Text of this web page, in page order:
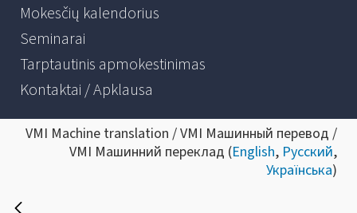
Mokesčių kalendorius
Seminarai
Tarptautinis apmokestinimas
Kontaktai / Apklausa
VMI Machine translation / VMI Машинный перевод /
VMI Машинний переклад (English, Русский,
Українська)